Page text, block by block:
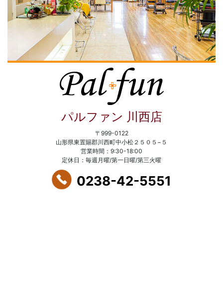
パルファン 川西店
〒999-0122
山形県東置賜郡川西町中小松２５０５−５
営業時間：9:30-18:00
定休日：毎週月曜/第一日曜/第三火曜
0238-42-5551